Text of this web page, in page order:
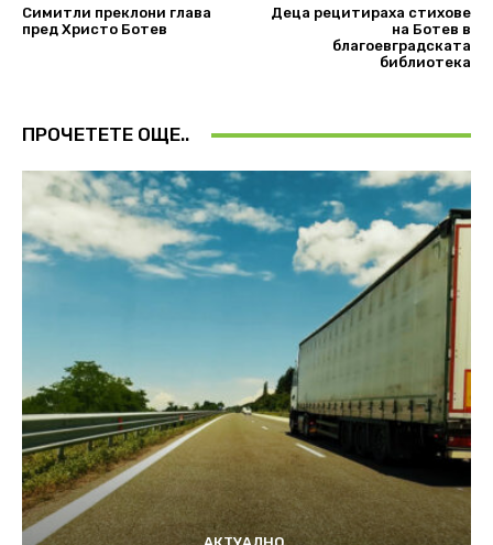
Симитли преклони глава
пред Христо Ботев
Деца рецитираха стихове
на Ботев в
благоевградската
библиотека
ПРОЧЕТЕТЕ ОЩЕ..